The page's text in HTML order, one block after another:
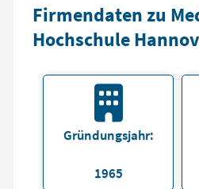
Firmendaten zu
Hochschule
Gründungsjahr:
1965